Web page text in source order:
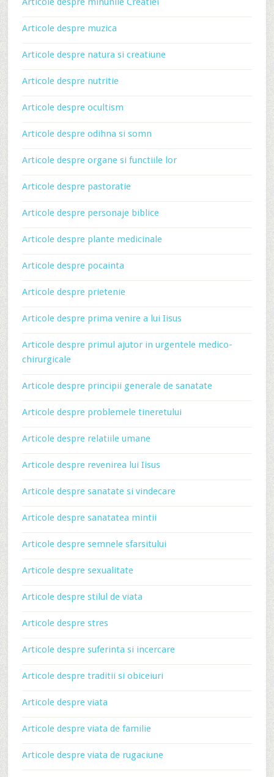
Articole despre muzica
Articole despre natura si creatiune
Articole despre nutritie
Articole despre ocultism
Articole despre odihna si somn
Articole despre organe si functiile lor
Articole despre pastoratie
Articole despre personaje biblice
Articole despre plante medicinale
Articole despre pocainta
Articole despre prietenie
Articole despre prima venire a lui Iisus
Articole despre primul ajutor in urgentele medico-
chirurgicale
Articole despre principii generale de sanatate
Articole despre problemele tineretului
Articole despre relatiile umane
Articole despre revenirea lui Iisus
Articole despre sanatate si vindecare
Articole despre sanatatea mintii
Articole despre semnele sfarsitului
Articole despre sexualitate
Articole despre stilul de viata
Articole despre stres
Articole despre suferinta si incercare
Articole despre traditii si obiceiuri
Articole despre viata
Articole despre viata de familie
Articole despre viata de rugaciune